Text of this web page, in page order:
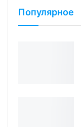
Популярное